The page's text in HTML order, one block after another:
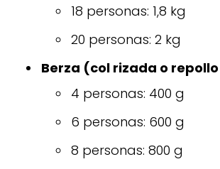
18 personas: 1,8 kg
20 personas: 2 kg
Berza (col rizada o
4 personas: 400 g
6 personas: 600 g
8 personas: 800 g